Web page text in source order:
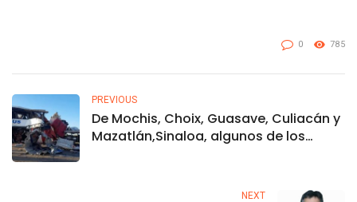
0 785
PREVIOUS
De Mochis, Choix, Guasave, Culiacán y
Mazatlán,Sinaloa, algunos de los
NEXT